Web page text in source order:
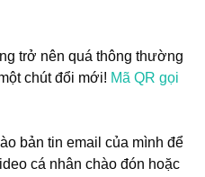
trở nên quá thông thường
chút đổi mới! Mã QR gọi
bản tin email của mình để
cá nhân chào đón hoặc